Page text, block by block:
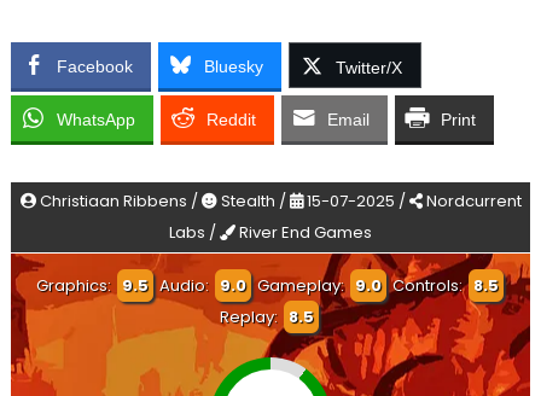
Facebook Bluesky Twitter/X
WhatsApp Reddit Email Print
Christiaan Ribbens / Stealth / 15-07-2025 /
Nordcurrent
Labs /
River End Games
Graphics: 9.5 Audio: 9.0 Gameplay: 9.0 Controls: 8.5
Replay: 8.5